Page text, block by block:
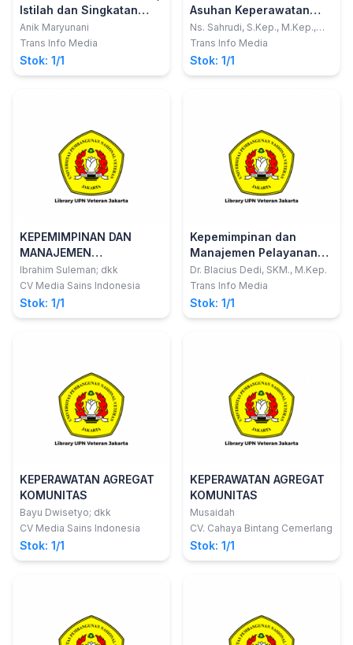
Istilah dan Singkatan
Kata-Kata dalam
Keperawatan)
Anik Maryunani
Trans Info Media
Stok: 1/1
Asuhan Keperawatan
Medikal Bedah - dengan
Pendekatan Mind
Mapping SDKI, SLKI dan
SIKI
Ns. Sahrudi, S.Kep., M.Kep.,
Sp.Kep.MB.; Ns. Akhyarul
Trans Info Media
Stok: 1/1
KEPEMIMPINAN DAN
MANAJEMEN
KEPERAWATAN
Ibrahim Suleman; dkk
CV Media Sains Indonesia
Stok: 1/1
Kepemimpinan dan
Manajemen Pelayanan
Keperawatan (Teori,
Konsep dan
Implementasi)
Dr. Blacius Dedi, SKM., M.Kep.
Trans Info Media
Stok: 1/1
KEPERAWATAN AGREGAT
KOMUNITAS
Bayu Dwisetyo; dkk
CV Media Sains Indonesia
Stok: 1/1
KEPERAWATAN AGREGAT
KOMUNITAS
Musaidah
CV. Cahaya Bintang Cemerlang
Stok: 1/1